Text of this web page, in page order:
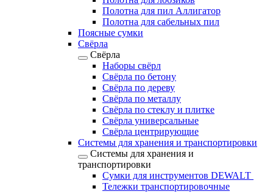
Полотна для пил Аллигатор
Полотна для сабельных пил
Поясные сумки
Свёрла
Свёрла
Наборы свёрл
Свёрла по бетону
Свёрла по дереву
Свёрла по металлу
Свёрла по стеклу и плитке
Свёрла универсальные
Свёрла центрирующие
Системы для хранения и транспортировки
Системы для хранения и
транспортировки
Сумки для инструментов DEWALT
Тележки транспортировочные